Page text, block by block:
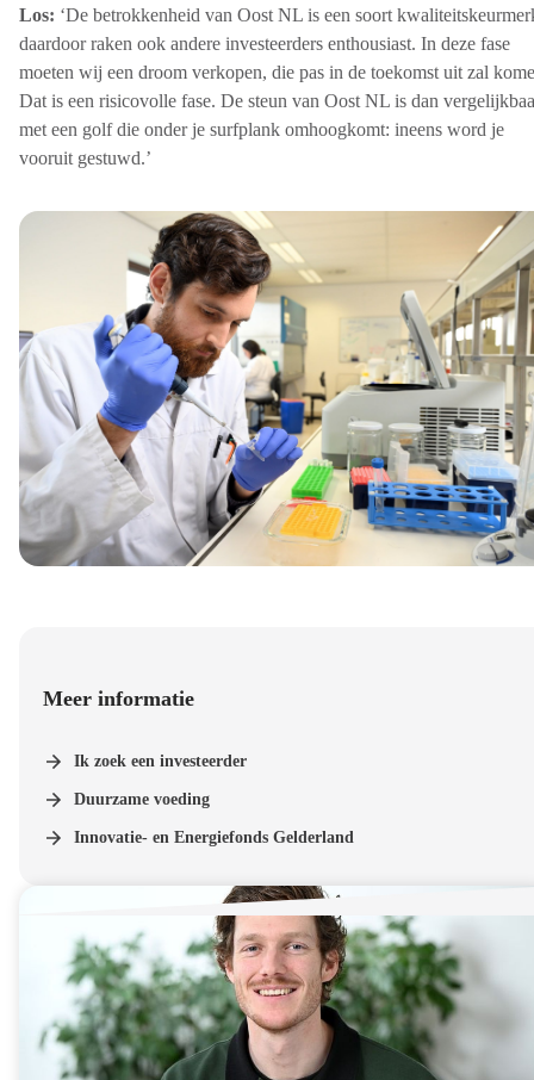
Los: ‘De betrokkenheid van Oost NL is een soort
daardoor raken ook andere investeerders enthousiast. In deze fase
moeten wij een droom verkopen, die pas in de toekomst uit zal
Dat is een risicovolle fase. De steun van Oost NL is dan
met een golf die onder je surfplank omhoogkomt: ineens word je
vooruit gestuwd.’
Meer informatie
Ik zoek een investeerder
Duurzame voeding
Innovatie- en Energiefonds Gelderland